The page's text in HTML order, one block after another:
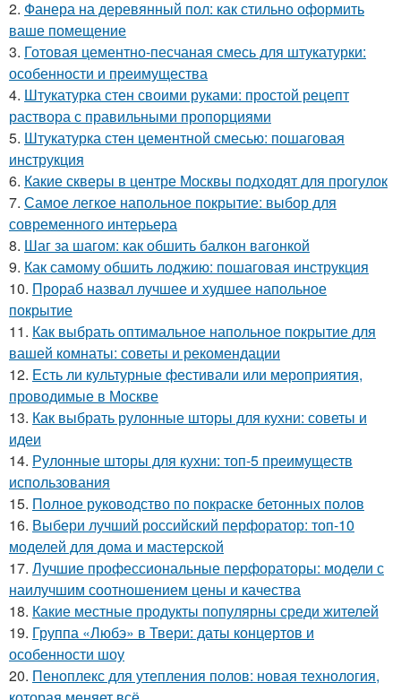
2. Фанера на деревянный пол: как стильно оформить
ваше помещение
3. Готовая цементно-песчаная смесь для штукатурки:
особенности и преимущества
4. Штукатурка стен своими руками: простой рецепт
раствора с правильными пропорциями
5. Штукатурка стен цементной смесью: пошаговая
инструкция
6. Какие скверы в центре Москвы подходят для прогулок
7. Самое легкое напольное покрытие: выбор для
современного интерьера
8. Шаг за шагом: как обшить балкон вагонкой
9. Как самому обшить лоджию: пошаговая инструкция
10. Прораб назвал лучшее и худшее напольное
покрытие
11. Как выбрать оптимальное напольное покрытие для
вашей комнаты: советы и рекомендации
12. Есть ли культурные фестивали или мероприятия,
проводимые в Москве
13. Как выбрать рулонные шторы для кухни: советы и
идеи
14. Рулонные шторы для кухни: топ-5 преимуществ
использования
15. Полное руководство по покраске бетонных полов
16. Выбери лучший российский перфоратор: топ-10
моделей для дома и мастерской
17. Лучшие профессиональные перфораторы: модели с
наилучшим соотношением цены и качества
18. Какие местные продукты популярны среди жителей
19. Группа «Любэ» в Твери: даты концертов и
особенности шоу
20. Пеноплекс для утепления полов: новая технология,